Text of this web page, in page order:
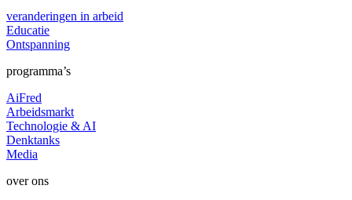
veranderingen in arbeid
Educatie
Ontspanning
programma’s
AiFred
Arbeidsmarkt
Technologie & AI
Denktanks
Media
over ons